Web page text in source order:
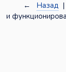
← Назад
и